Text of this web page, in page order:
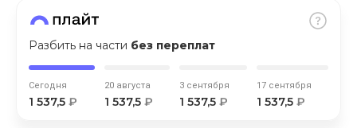
Разбить на части без переплат
Сегодня
1 537,5 ₽
20 августа
1 537,5 ₽
3 сентября
1 537,5 ₽
17 сентября
1 537,5 ₽